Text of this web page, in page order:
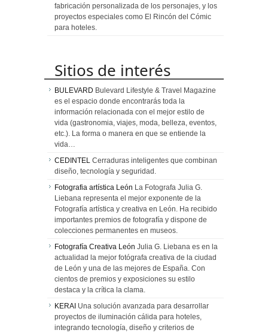
fabricación personalizada de los personajes, y los
proyectos especiales como El Rincón del Cómic
para hoteles.
Sitios de interés
BULEVARD Bulevard Lifestyle & Travel Magazine
es el espacio donde encontrarás toda la
información relacionada con el mejor estilo de
vida (gastronomia, viajes, moda, belleza, eventos,
etc.). La forma o manera en que se entiende la
vida…
CEDINTEL Cerraduras inteligentes que combinan
diseño, tecnología y seguridad.
Fotografia artística León La Fotografa Julia G.
Liebana representa el mejor exponente de la
Fotografía artística y creativa en León. Ha recibido
importantes premios de fotografía y dispone de
colecciones permanentes en museos.
Fotografía Creativa León Julia G. Liebana es en la
actualidad la mejor fotógrafa creativa de la ciudad
de León y una de las mejores de España. Con
cientos de premios y exposiciones su estilo
destaca y la crítica la clama.
KERAI Una solución avanzada para desarrollar
proyectos de iluminación cálida para hoteles,
integrando tecnología, diseño y criterios de